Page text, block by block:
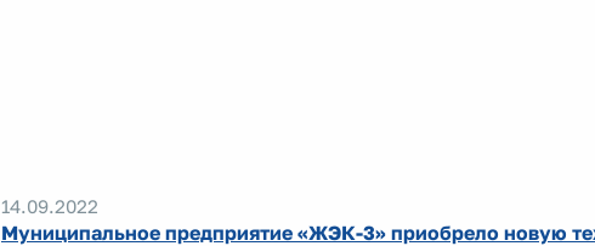
14.09.2022
Муниципальное предприятие «ЖЭК-3» приобрело новую